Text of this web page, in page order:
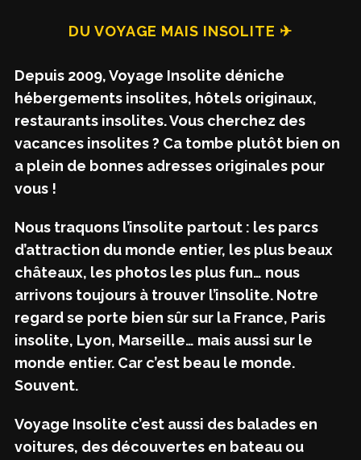
DU VOYAGE MAIS INSOLITE ✈
Depuis 2009, Voyage Insolite déniche
hébergements insolites, hôtels originaux,
restaurants insolites. Vous cherchez des
vacances insolites ? Ca tombe plutôt bien on
a plein de bonnes adresses originales pour
vous !
Nous traquons l’insolite partout : les parcs
d’attraction du monde entier, les plus beaux
châteaux, les photos les plus fun… nous
arrivons toujours à trouver l’insolite. Notre
regard se porte bien sûr sur la France, Paris
insolite, Lyon, Marseille… mais aussi sur le
monde entier. Car c’est beau le monde.
Souvent.
Voyage Insolite c’est aussi des balades en
voitures, des découvertes en bateau ou